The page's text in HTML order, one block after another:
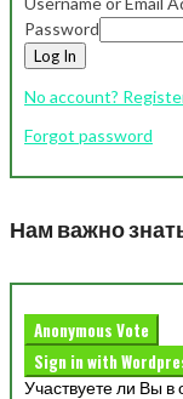
Password
Log In
No account?
Forgot password
Нам важно
Anonymous Vote
Sign in with
Участвуете ли Вы в